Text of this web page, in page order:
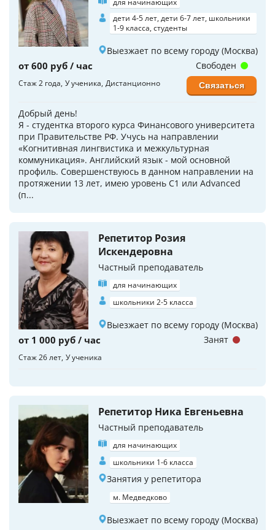
для начинающих
дети 4-5 лет, дети 6-7 лет, школьники
1-9 класса, студенты
Выезжает по всему городу (Москва)
от 600 руб / час
Стаж 2 года У ученика Дистанционно
Добрый день!
Я - студентка второго курса Финансового университета
при Правительстве РФ. Учусь на направлении
«Когнитивная лингвистика и межкультурная
коммуникация». Английский язык - мой основной
профиль. Совершенствуюсь в данном направлении на
протяжении 13 лет, имею уровень С1 или Advanced
(п...
Свободен
Связаться
Репетитор Розия
Искендеровна
Частный преподаватель
для начинающих
школьники 2-5 класса
Выезжает по всему городу (Москва)
от 1 000 руб / час
Стаж 26 лет У ученика
Занят
Репетитор Ника Евгеньевна
Частный преподаватель
для начинающих
школьники 1-6 класса
Занятия у репетитора
м. Медведково
Выезжает по всему городу (Москва)